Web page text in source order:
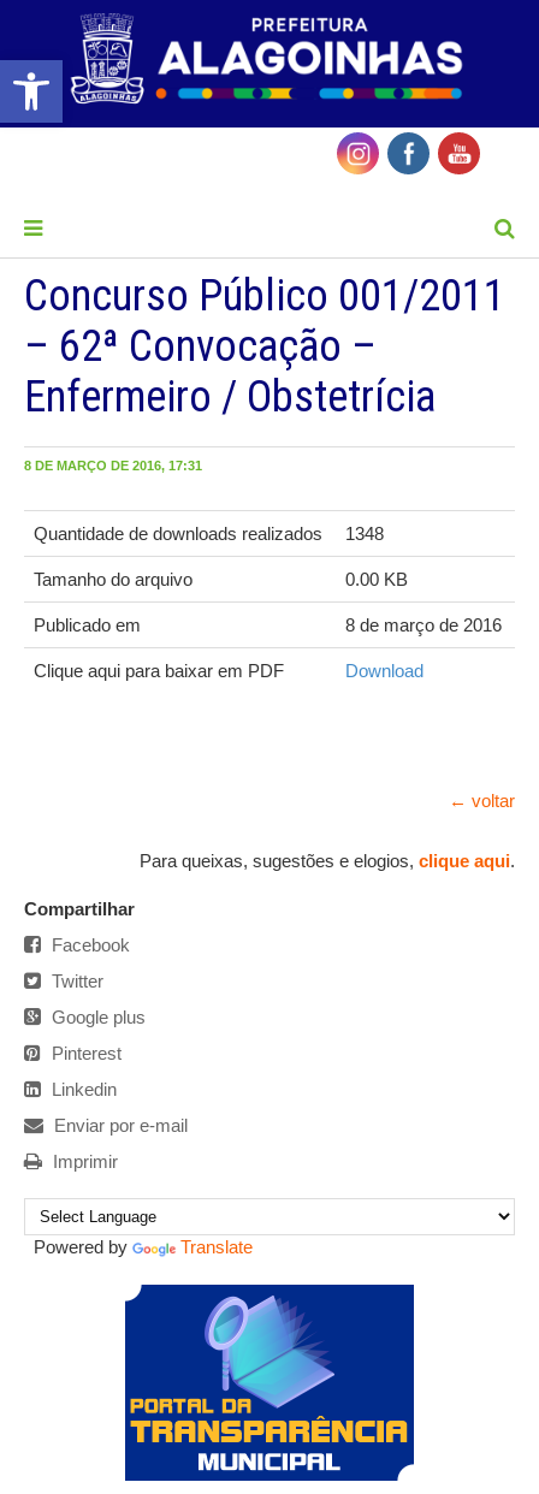
Barra de Ferramentas Aberta
Concurso Público 001/2011
– 62ª Convocação –
Enfermeiro / Obstetrícia
8 DE MARÇO DE 2016, 17:31
Quantidade de downloads realizados 1348
Tamanho do arquivo 0.00 KB
Publicado em 8 de março de 2016
Clique aqui para baixar em PDF Download
← voltar
Para queixas, sugestões e elogios, clique aqui.
Compartilhar
Facebook
Twitter
Google plus
Pinterest
Linkedin
Enviar por e-mail
Imprimir
Powered by Translate